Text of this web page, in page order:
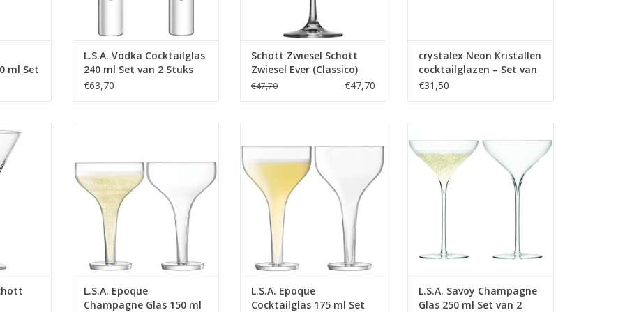
ml Set
L.S.A. Vodka Cocktailglas
240 ml Set van 2 Stuks
€63,70
MEER INFO
Schott Zwiesel Schott
Zwiesel Ever (Classico)
Martiniglas 86 - 0.27 Ltr -
€47,70 €47,70
crystalex Neon Kristallen
cocktailglazen – Set van
4 Stuks (340 ml)
€31,50
van
van een
glas is
naar
in de
serie
alle
MEER INFO
L.S.A. Epoque
Champagne Glas 150 ml
van 2 Stuks
MEER INFO
L.S.A. Epoque
Cocktailglas 175 ml Set
Set van 2 Stuks
MEER INFO
L.S.A. Savoy Champagne
Glas 250 ml Set van 2